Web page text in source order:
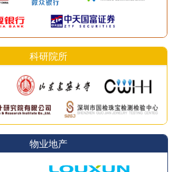
科研院所
物业地产